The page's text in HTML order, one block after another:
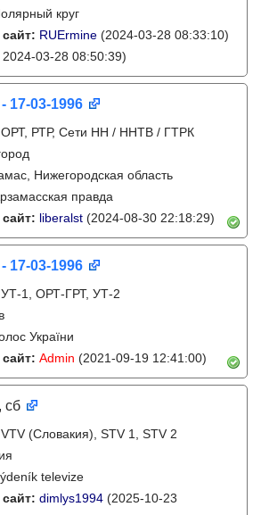
круг
RUErmine (2024-03-28 08:33:10)
03-28 08:50:39)
17-03-1996
ОРТ, РТР, Сети НН / ННТВ / ГТРК
Нижегородская область
правда
liberalst (2024-08-30 22:18:29)
17-03-1996
УТ-1, ОРТ-ГРТ, УТ-2
України
Admin (2021-09-19 12:41:00)
, сб
VTV (Словакия), STV 1, STV 2
televize
dimlys1994 (2025-10-23